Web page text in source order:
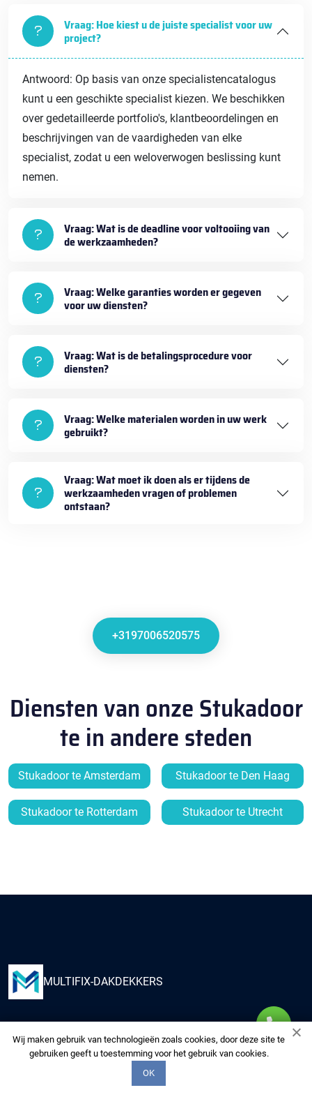
Vraag: Hoe kiest u de juiste specialist voor uw
project?
Antwoord: Op basis van onze specialistencatalogus
kunt u een geschikte specialist kiezen. We beschikken
over gedetailleerde portfolio's, klantbeoordelingen en
beschrijvingen van de vaardigheden van elke
specialist, zodat u een weloverwogen beslissing kunt
nemen.
Vraag: Wat is de deadline voor voltooiing van
de werkzaamheden?
Vraag: Welke garanties worden er gegeven
voor uw diensten?
Vraag: Wat is de betalingsprocedure voor
diensten?
Vraag: Welke materialen worden in uw werk
gebruikt?
Vraag: Wat moet ik doen als er tijdens de
werkzaamheden vragen of problemen
ontstaan?
+3197006520575
Diensten van onze Stukadoor
te in andere steden
Stukadoor te Amsterdam Stukadoor te Den Haag
Stukadoor te Rotterdam Stukadoor te Utrecht
Wij maken gebruik van technologieën zoals cookies, door deze site te
gebruiken geeft u toestemming voor het gebruik van cookies.
OK
MULTIFIX-DAKDEKKERS
van onze multidisciplinaire experts. Wij zorgen voor uw
woning alsof het de onze is.